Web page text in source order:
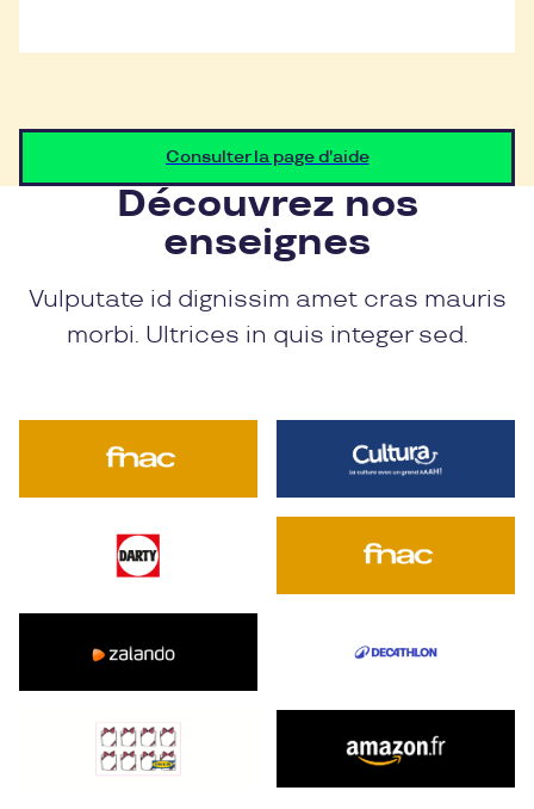
Consulter la page d'aide
Découvrez nos
enseignes
Vulputate id dignissim amet cras mauris
morbi. Ultrices in quis integer sed.